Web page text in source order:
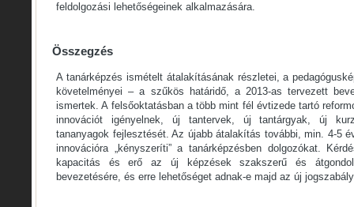
feldolgozási lehetőségeinek alkalmazására.
Összegzés
A tanárképzés ismételt átalakításának részletei, a
követelményei – a szűkös határidő, a 2013-as tervezett
ismertek. A felsőoktatásban a több mint fél évtizede tartó
innovációt igényelnek, új tantervek, új tantárgyak, új
tananyagok fejlesztését. Az újabb átalakítás további, min. 4-5
innovációra „kényszeríti” a tanárképzésben dolgozókat.
kapacitás és erő az új képzések szakszerű és
bevezetésére, és erre lehetőséget adnak-e majd az új